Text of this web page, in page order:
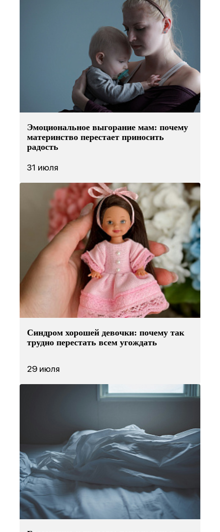
Эмоциональное выгорание мам: почему
материнство перестает приносить
радость
31 июля
Синдром хорошей девочки: почему так
трудно перестать всем угождать
29 июля